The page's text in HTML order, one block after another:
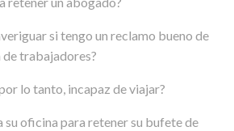
si tengo un reclamo bueno de
trabajadores?
lo tanto, incapaz de viajar?
su oficina para retener su bufete de